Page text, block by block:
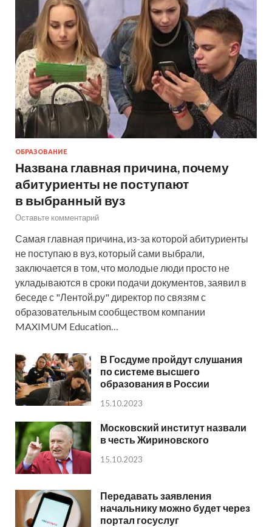
ОБРАЗОВАНИЕ
Названа главная причина, почему
абитуриенты не поступают
в выбранный вуз
Оставьте комментарий
Самая главная причина, из-за которой абитуриенты
не поступаю в вуз, который сами выбрали,
заключается в том, что молодые люди просто не
укладываются в сроки подачи документов, заявил в
беседе с "Лентой.ру" директор по связям с
образовательным сообществом компании
MAXIMUM Education…
В Госдуме пройдут слушания
по системе высшего
образования в России
15.10.2023
Московский институт назвали
в честь Жириновского
15.10.2023
Передавать заявления
начальнику можно будет через
портал госуслуг